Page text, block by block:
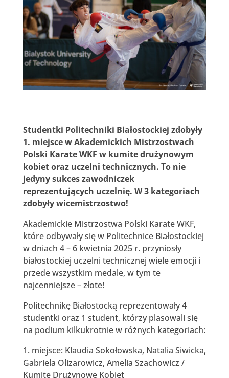
Studentki Politechniki Białostockiej zdobyły
1. miejsce w Akademickich Mistrzostwach
Polski Karate WKF w kumite drużynowym
kobiet oraz uczelni technicznych. To nie
jedyny sukces zawodniczek
reprezentujących uczelnię. W 3 kategoriach
zdobyły wicemistrzostwo!
Akademickie Mistrzostwa Polski Karate WKF,
które odbywały się w Politechnice Białostockiej
w dniach 4 – 6 kwietnia 2025 r. przyniosły
białostockiej uczelni technicznej wiele emocji i
przede wszystkim medale, w tym te
najcenniejsze – złote!
Politechnikę Białostocką reprezentowały 4
studentki oraz 1 student, którzy plasowali się
na podium kilkukrotnie w różnych kategoriach:
1. miejsce: Klaudia Sokołowska, Natalia Siwicka,
Gabriela Olizarowicz, Amelia Szachowicz /
Kumite Drużynowe Kobiet